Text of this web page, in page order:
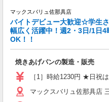
マックスバリュ佐那具店
バイトデビュー大歓迎☆学生
幅広く活躍中！週2・3日/1日4
OK！！
焼きあげパンの製造・販売
［1］時給1230円 ★日祝
マックスバリュ佐那具店